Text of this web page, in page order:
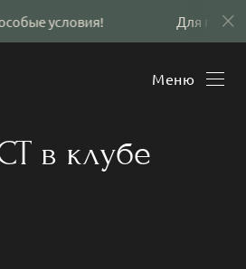
Для подписчиков
Меню
в клубе